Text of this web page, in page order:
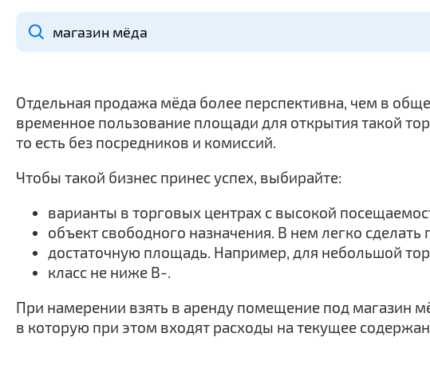
Отдельная продажа мёда более перспективна, чем в
временное пользование площади для открытия такой
то есть без посредников и комиссий.
Чтобы такой бизнес принес успех, выбирайте:
варианты в торговых центрах с высокой
объект свободного назначения. В нем легко
достаточную площадь. Например, для небольшой
класс не ниже B-.
При намерении взять в аренду помещение под магазин
в которую при этом входят расходы на текущее